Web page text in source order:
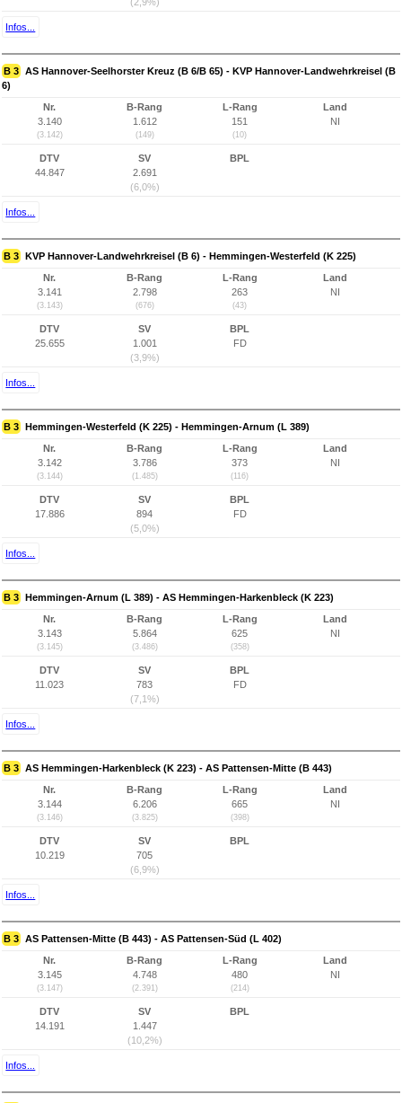
Infos...
B 3 AS Hannover-Seelhorster Kreuz (B 6/B 65) - KVP Hannover-Landwehrkreisel (B
6)
Nr.
3.140
(3.142)
B-Rang
1.612
(149)
L-Rang
151
(10)
Land
NI
DTV
44.847
SV
2.691
(6,0%)
BPL
Infos...
B 3 KVP Hannover-Landwehrkreisel (B 6) - Hemmingen-Westerfeld (K 225)
Nr.
3.141
(3.143)
B-Rang
2.798
(676)
L-Rang
263
(43)
Land
NI
DTV
25.655
SV
1.001
(3,9%)
BPL
FD
Infos...
B 3 Hemmingen-Westerfeld (K 225) - Hemmingen-Arnum (L 389)
Nr.
3.142
(3.144)
B-Rang
3.786
(1.485)
L-Rang
373
(116)
Land
NI
DTV
17.886
SV
894
(5,0%)
BPL
FD
Infos...
B 3 Hemmingen-Arnum (L 389) - AS Hemmingen-Harkenbleck (K 223)
Nr.
3.143
(3.145)
B-Rang
5.864
(3.486)
L-Rang
625
(358)
Land
NI
DTV
11.023
SV
783
(7,1%)
BPL
FD
Infos...
B 3 AS Hemmingen-Harkenbleck (K 223) - AS Pattensen-Mitte (B 443)
Nr.
3.144
(3.146)
B-Rang
6.206
(3.825)
L-Rang
665
(398)
Land
NI
DTV
10.219
SV
705
(6,9%)
BPL
Infos...
B 3 AS Pattensen-Mitte (B 443) - AS Pattensen-Süd (L 402)
Nr.
3.145
(3.147)
B-Rang
4.748
(2.391)
L-Rang
480
(214)
Land
NI
DTV
14.191
SV
1.447
(10,2%)
BPL
Infos...